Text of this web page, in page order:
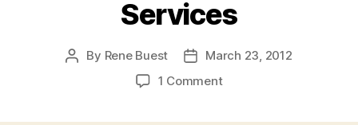
Services
Post
By Rene Buest
PostMarch 23, 2012
1 Commenton